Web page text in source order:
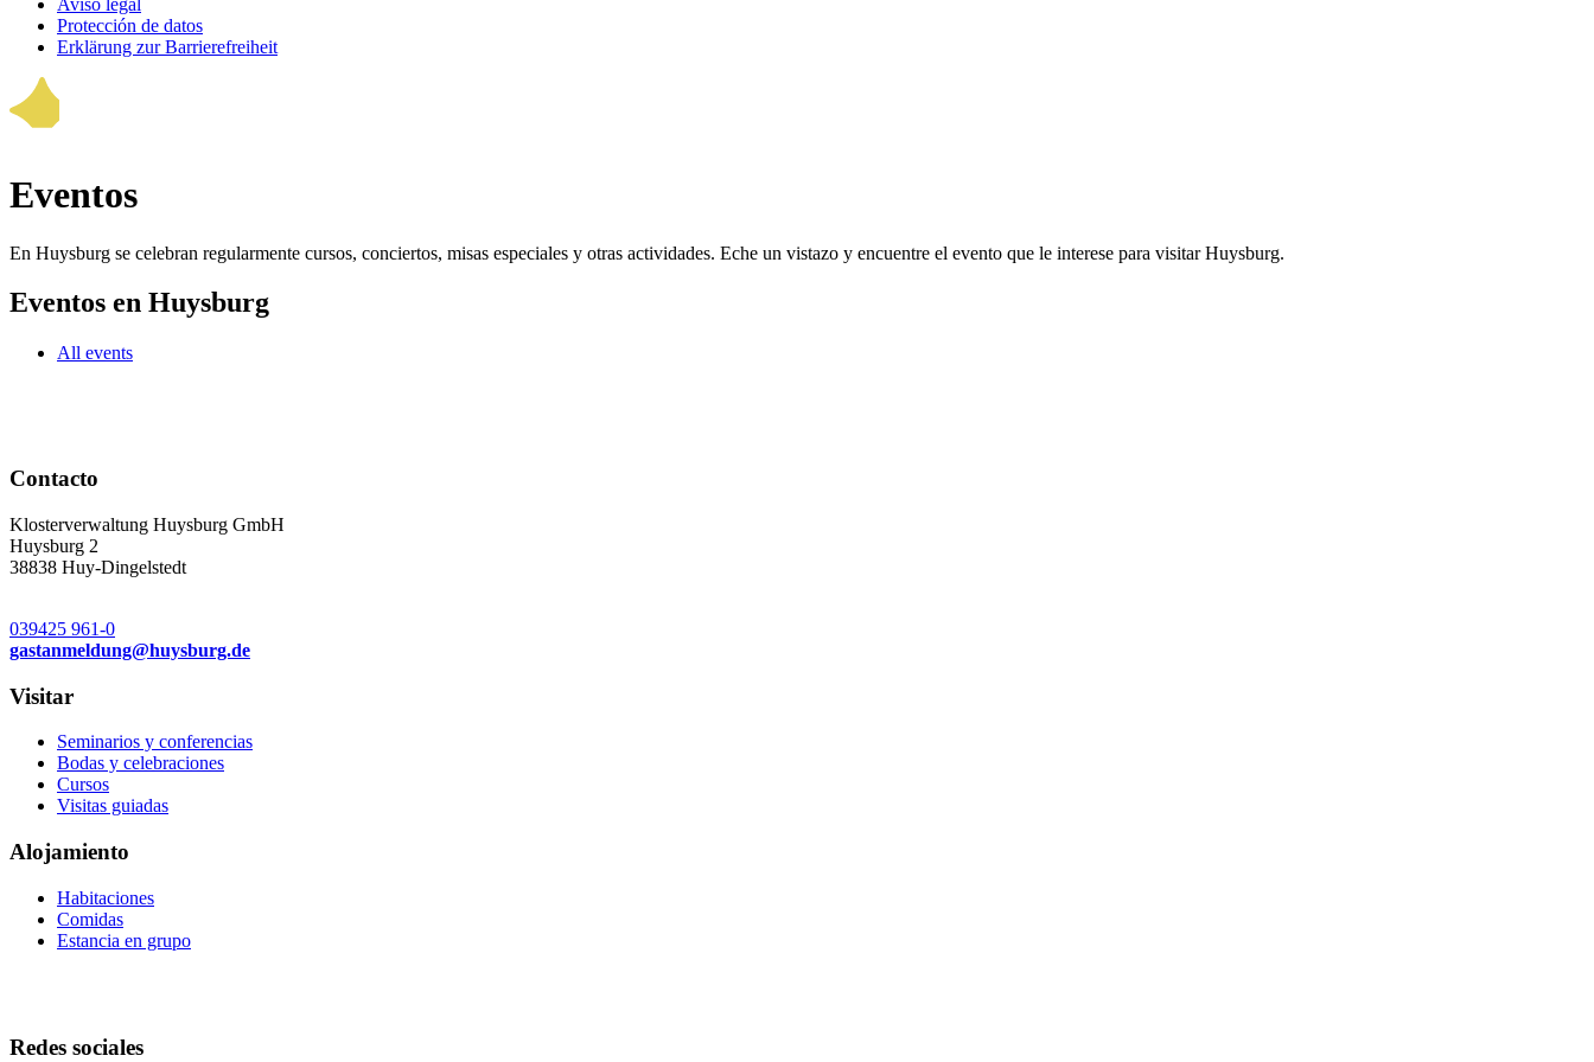
Aviso legal
Protección de datos
Erklärung zur Barrierefreiheit
Eventos
En Huysburg se celebran regularmente cursos, conciertos, misas especiales y otras actividades. Eche un vistazo y encuentre el evento que le interese para visitar Huysburg.
Eventos en Huysburg
All events
Contacto
Klosterverwaltung Huysburg GmbH
Huysburg 2
38838 Huy-Dingelstedt
039425 961-0
gastanmeldung@huysburg.de
Visitar
Seminarios y conferencias
Bodas y celebraciones
Cursos
Visitas guiadas
Alojamiento
Habitaciones
Comidas
Estancia en grupo
Redes sociales